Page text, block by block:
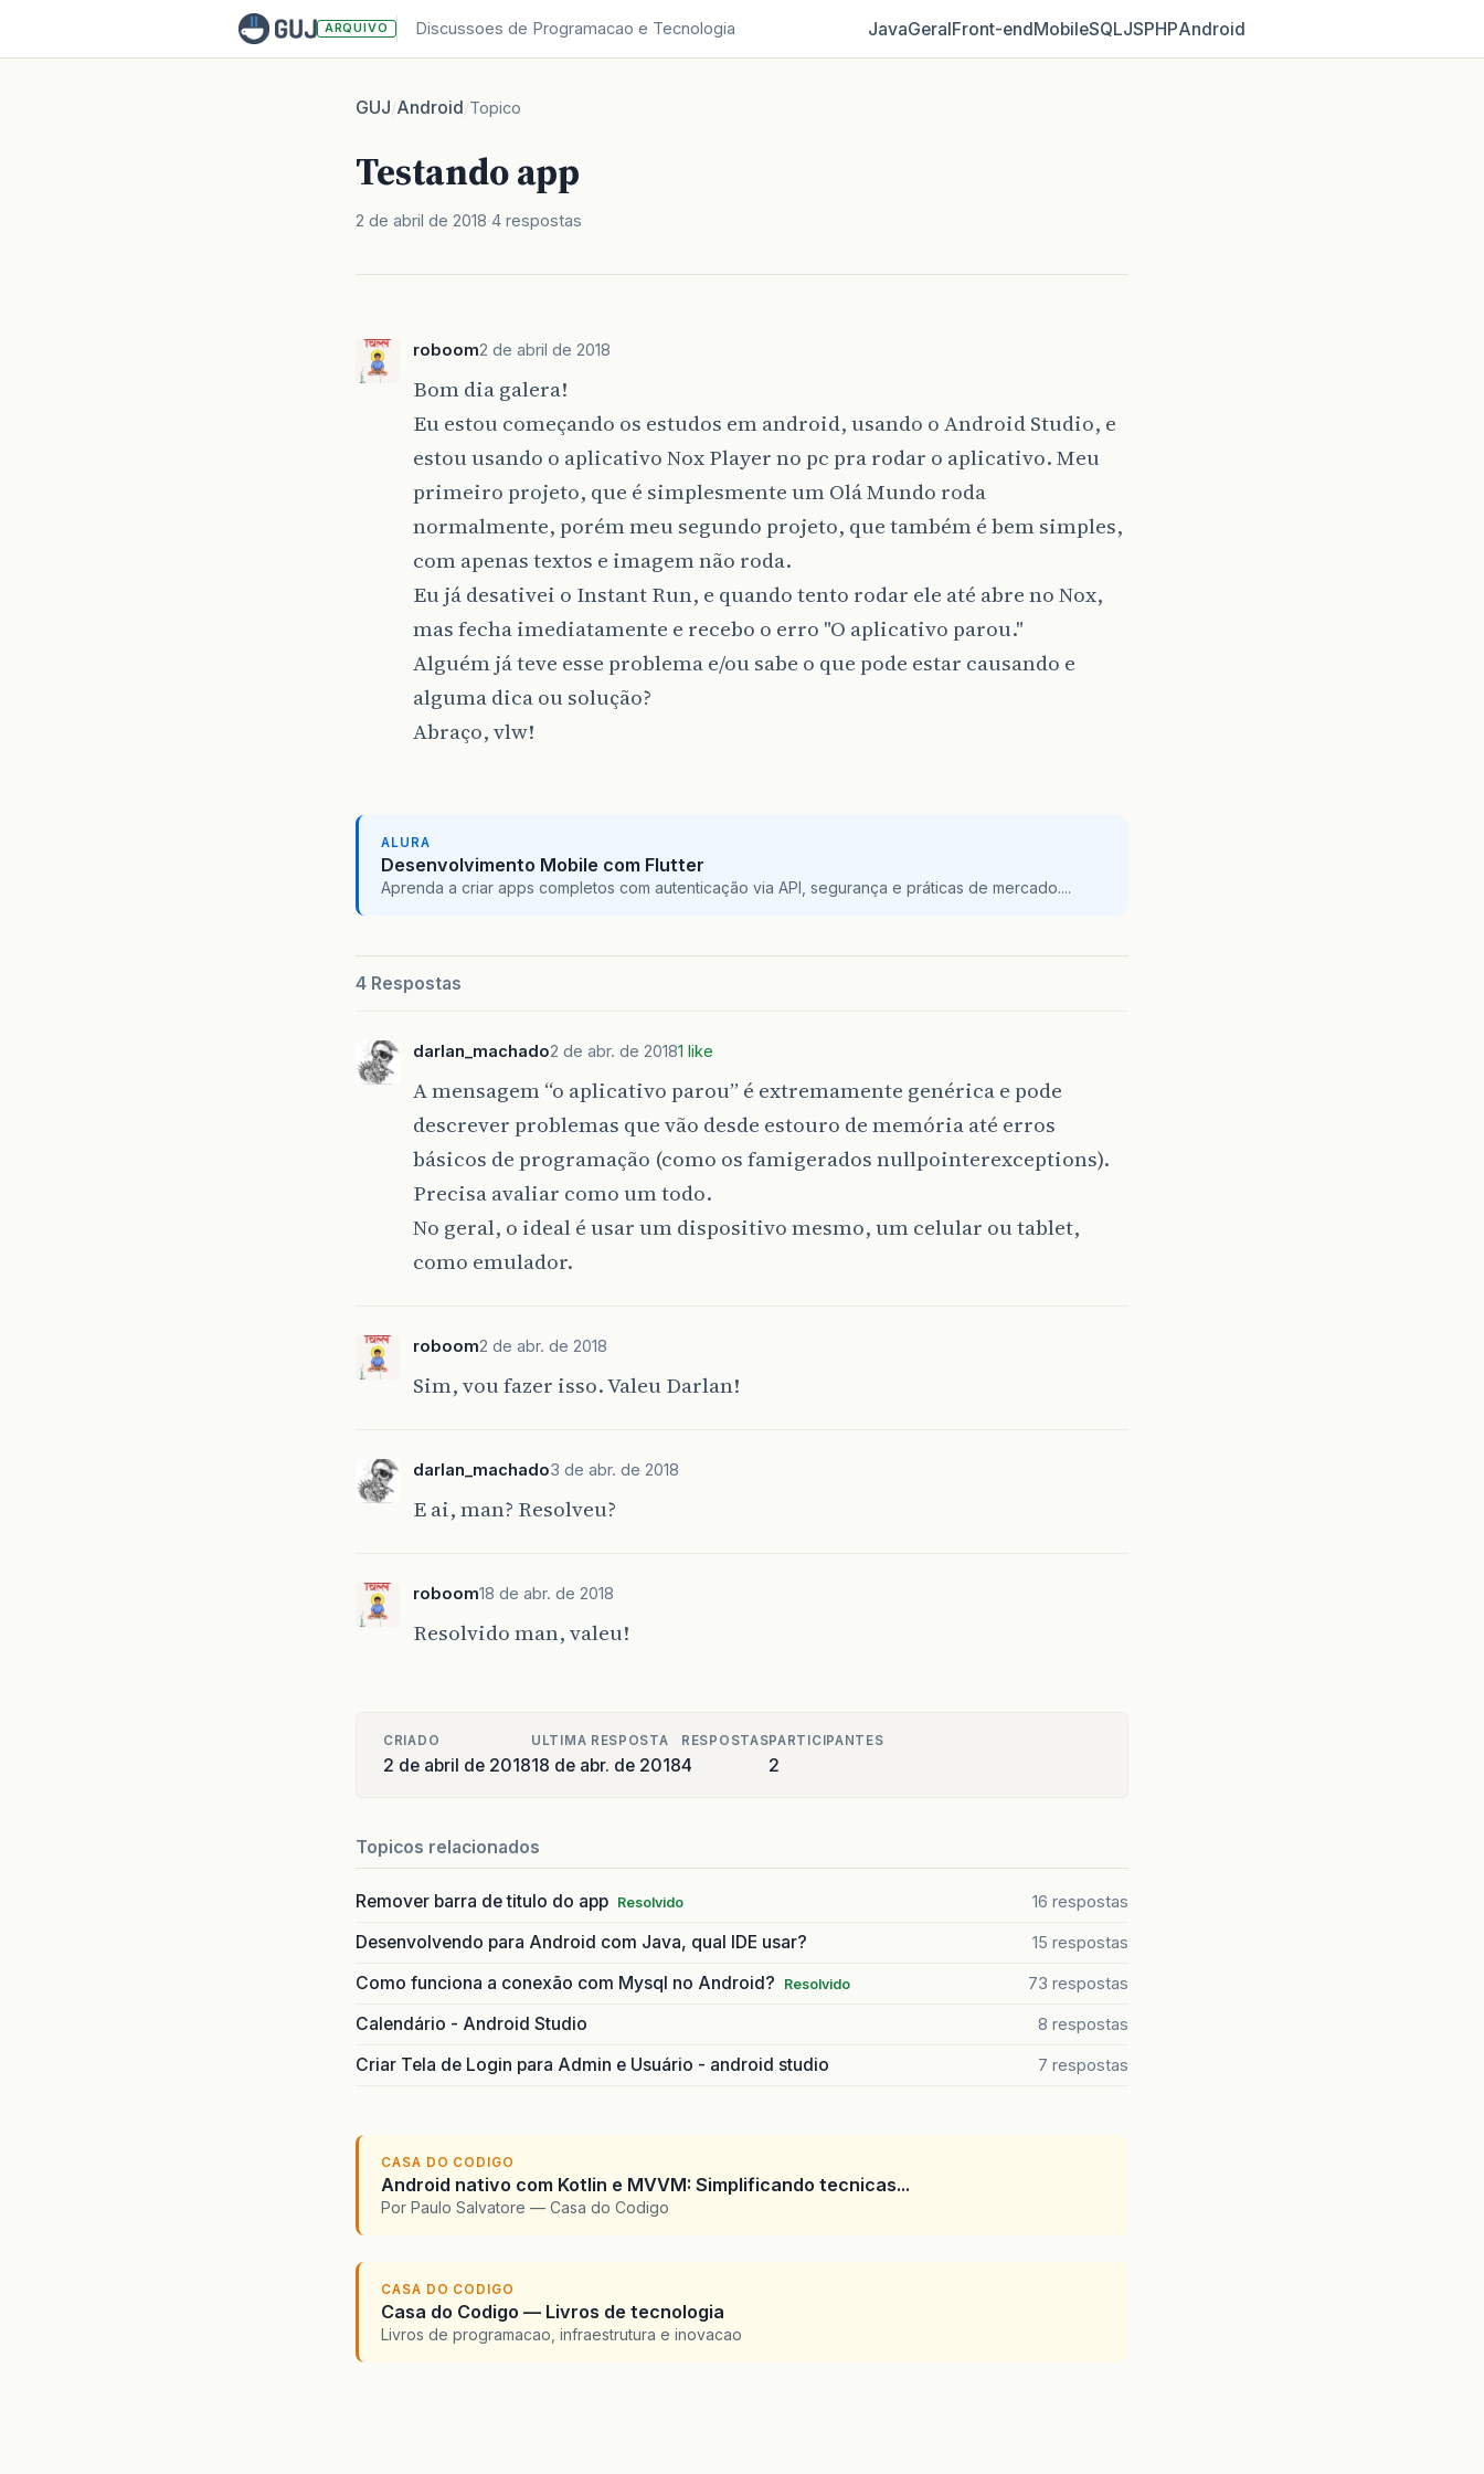
ARQUIVO Discussoes de Programacao e Tecnologia JavaGeralFront‑endMobileSQLJSPHPAndroid
GUJ/Android/Topico
Testando app
2 de abril de 2018 4 respostas
roboom2 de abril de 2018
Bom dia galera!
Eu estou começando os estudos em android, usando o Android Studio, e
estou usando o aplicativo Nox Player no pc pra rodar o aplicativo. Meu
primeiro projeto, que é simplesmente um Olá Mundo roda
normalmente, porém meu segundo projeto, que também é bem simples,
com apenas textos e imagem não roda.
Eu já desativei o Instant Run, e quando tento rodar ele até abre no Nox,
mas fecha imediatamente e recebo o erro "O aplicativo parou."
Alguém já teve esse problema e/ou sabe o que pode estar causando e
alguma dica ou solução?
Abraço, vlw!
ALURA
Desenvolvimento Mobile com Flutter
Aprenda a criar apps completos com autenticação via API, segurança e práticas de mercado....
4 Respostas
darlan_machado2 de abr. de 20181 like
A mensagem “o aplicativo parou” é extremamente genérica e pode
descrever problemas que vão desde estouro de memória até erros
básicos de programação (como os famigerados nullpointerexceptions).
Precisa avaliar como um todo.
No geral, o ideal é usar um dispositivo mesmo, um celular ou tablet,
como emulador.
roboom2 de abr. de 2018
Sim, vou fazer isso. Valeu Darlan!
darlan_machado3 de abr. de 2018
E ai, man? Resolveu?
roboom18 de abr. de 2018
Resolvido man, valeu!
CRIADO
2 de abril de 2018
ULTIMA RESPOSTA
18 de abr. de 2018
RESPOSTAS
4
PARTICIPANTES
2
Topicos relacionados
Remover barra de titulo do app Resolvido 16 respostas
Desenvolvendo para Android com Java, qual IDE usar? 15 respostas
Como funciona a conexão com Mysql no Android? Resolvido 73 respostas
Calendário - Android Studio 8 respostas
Criar Tela de Login para Admin e Usuário - android studio 7 respostas
CASA DO CODIGO
Android nativo com Kotlin e MVVM: Simplificando tecnicas...
Por Paulo Salvatore — Casa do Codigo
CASA DO CODIGO
Casa do Codigo — Livros de tecnologia
Livros de programacao, infraestrutura e inovacao